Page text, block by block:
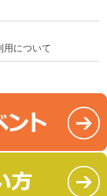
用について